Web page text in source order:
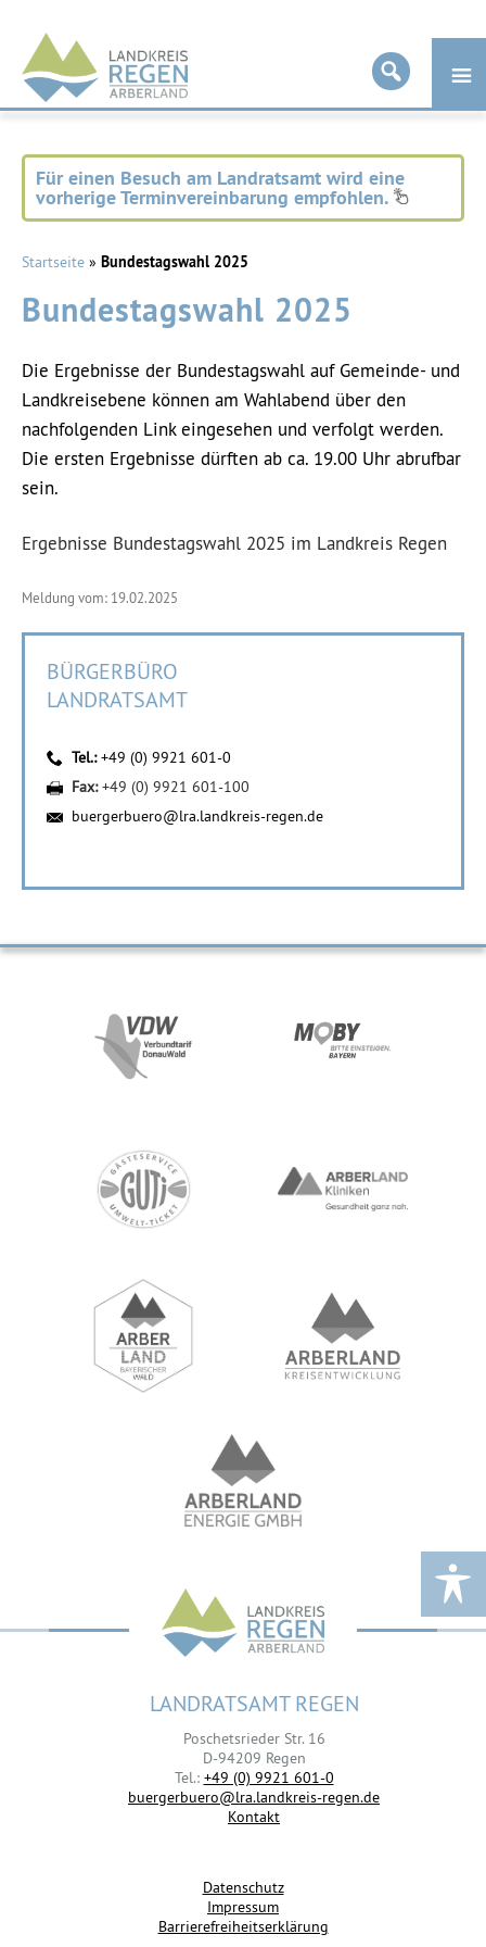
Landkreis
Regen
Für einen Besuch am Landratsamt wird eine
vorherige Terminvereinbarung empfohlen.
Startseite » Bundestagswahl 2025
Bundestagswahl 2025
Die Ergebnisse der Bundestagswahl auf Gemeinde- und
Landkreisebene können am Wahlabend über den
nachfolgenden Link eingesehen und verfolgt werden.
Die ersten Ergebnisse dürften ab ca. 19.00 Uhr abrufbar
sein.
Ergebnisse Bundestagswahl 2025 im Landkreis Regen
Meldung vom: 19.02.2025
BÜRGERBÜRO
LANDRATSAMT
Tel.:+49 (0) 9921 601-0
Fax:+49 (0) 9921 601-100
buergerbuero@lra.landkreis-regen.de
LANDRATSAMT REGEN
Poschetsrieder Str. 16
D-94209 Regen
Tel.: +49 (0) 9921 601-0
buergerbuero@lra.landkreis-regen.de
Kontakt
Datenschutz
Impressum
Barrierefreiheitserklärung